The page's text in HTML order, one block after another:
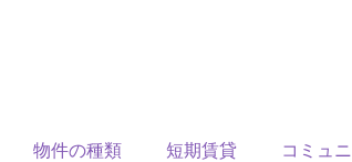
物件の種類 短期賃貸 コミュ